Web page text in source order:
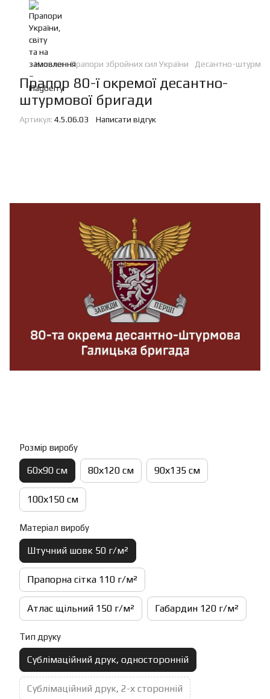
Каталог Прапори збройних сил України Десантно-
Прапор 80-ї окремої десантно-
штурмової бригади
Артикул: 4.5.06.03 Написати відгук
Розмір виробу
60х90 см 80х120 см 90х135 см
100х150 см
Матеріал виробу
Штучний шовк 50 г/м²
Прапорна сітка 110 г/м²
Атлас щільний 150 г/м² Габардин 120 г/м²
Тип друку
Сублімаційний друк, односторонній
Сублімаційний друк, 2-х сторонній